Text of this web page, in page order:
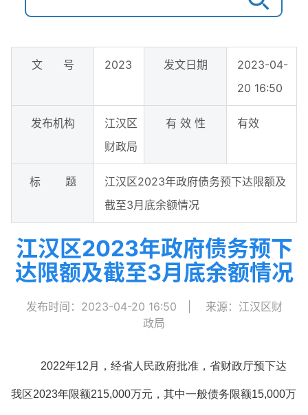
文 号 2023 发文日期
2023-04-
20 16:50
发布机构
江汉区
财政局
有 效 性 有效
标 题
江汉区2023年政府债务预下达限额及
截至3月底余额情况
江汉区2023年政府债务预下
达限额及截至3月底余额情况
发布时间：2023-04-20 16:50
来源：江汉区财
政局
2022年12月，经省人民政府批准，省财政厅预下达
我区2023年限额215,000万元，其中一般债务限额15,000万